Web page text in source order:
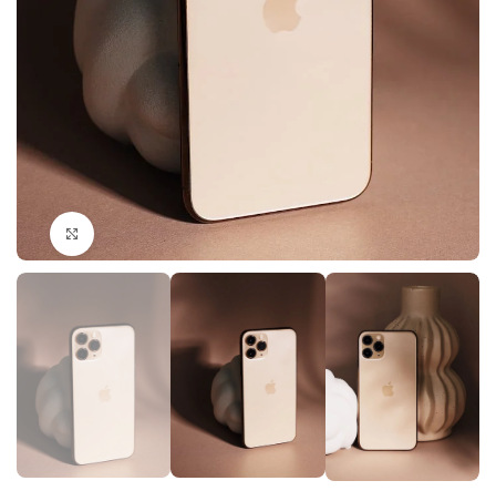
Click to enlarge